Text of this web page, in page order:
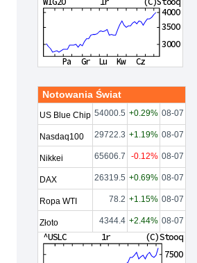
Notowania Świat
US Blue Chip 54000.5 +0.29% 08-07
Nasdaq100 29722.3 +1.19% 08-07
Nikkei 65606.7 -0.12% 08-07
DAX 26319.5 +0.69% 08-07
Ropa WTI 78.2 +1.15% 08-07
Złoto 4344.4 +2.44% 08-07